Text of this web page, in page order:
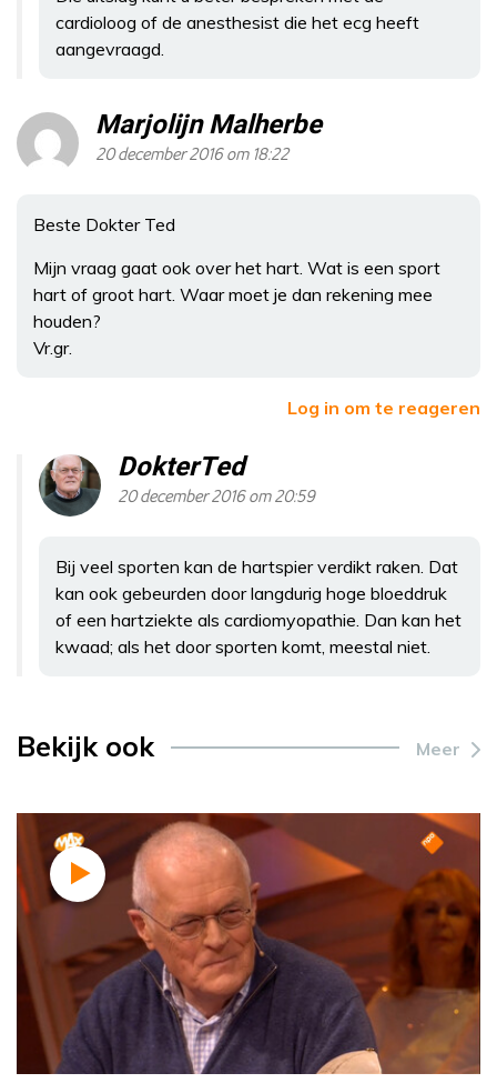
cardioloog of de anesthesist die het ecg heeft
aangevraagd.
Marjolijn Malherbe
20 december 2016 om 18:22
Beste Dokter Ted
Mijn vraag gaat ook over het hart. Wat is een sport
hart of groot hart. Waar moet je dan rekening mee
houden?
Vr.gr.
Log in om te reageren
DokterTed
20 december 2016 om 20:59
Bij veel sporten kan de hartspier verdikt raken. Dat
kan ook gebeurden door langdurig hoge bloeddruk
of een hartziekte als cardiomyopathie. Dan kan het
kwaad; als het door sporten komt, meestal niet.
Bekijk ook Meer